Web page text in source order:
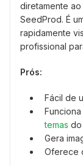
diretamente
SeedProd. É
rapidamente
profissional
Prós:
Fácil de
temas do
Gera
Oferece